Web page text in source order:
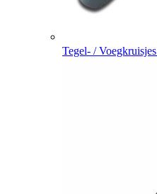
Tegel- / Voegkruisjes